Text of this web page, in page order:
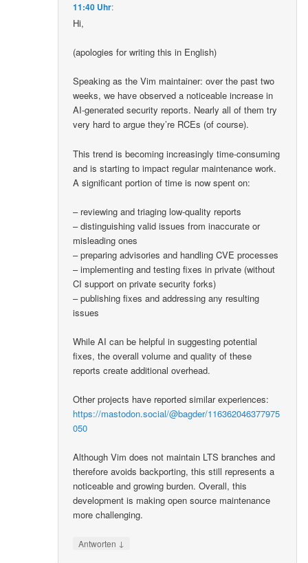
11:40 Uhr:
Hi,
(apologies for writing this in English)
Speaking as the Vim maintainer: over the past two
weeks, we have observed a noticeable increase in
AI-generated security reports. Nearly all of them try
very hard to argue they’re RCEs (of course).
This trend is becoming increasingly time-consuming
and is starting to impact regular maintenance work.
A significant portion of time is now spent on:
– reviewing and triaging low-quality reports
– distinguishing valid issues from inaccurate or
misleading ones
– preparing advisories and handling CVE processes
– implementing and testing fixes in private (without
CI support on private security forks)
– publishing fixes and addressing any resulting
issues
While AI can be helpful in suggesting potential
fixes, the overall volume and quality of these
reports create additional overhead.
Other projects have reported similar experiences:
https://mastodon.social/@bagder/116362046377975
050
Although Vim does not maintain LTS branches and
therefore avoids backporting, this still represents a
noticeable and growing burden. Overall, this
development is making open source maintenance
more challenging.
Antworten ↓